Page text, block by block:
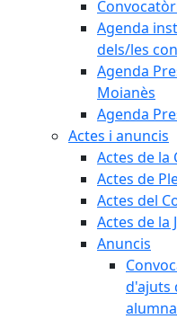
Agenda
dels/les
Agenda
Moianès
Agenda
Actes i anuncis
Actes de la
Actes de
Actes del
Actes de la
Anuncis
d'ajuts